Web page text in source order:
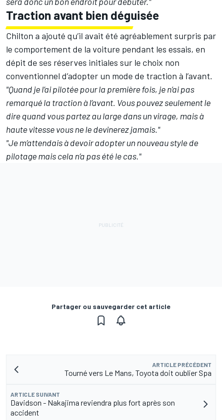
Traction avant bien déguisée
Chilton a ajouté qu’il avait été agréablement surpris par
le comportement de la voiture pendant les essais, en
dépit de ses réserves initiales sur le choix non
conventionnel d’adopter un mode de traction à l’avant.
"Quand je l’ai pilotée pour la première fois, je n’ai pas
remarqué la traction à l’avant. Vous pouvez seulement le
dire quand vous partez au large dans un virage, mais à
haute vitesse vous ne le devinerez jamais."
"Je m’attendais à devoir adopter un nouveau style de
pilotage mais cela n’a pas été le cas."
Partager ou sauvegarder cet article
ARTICLE PRÉCÉDENT
Tourné vers Le Mans, Toyota doit oublier Spa
ARTICLE SUIVANT
Davidson - Nakajima reviendra plus fort après son
accident